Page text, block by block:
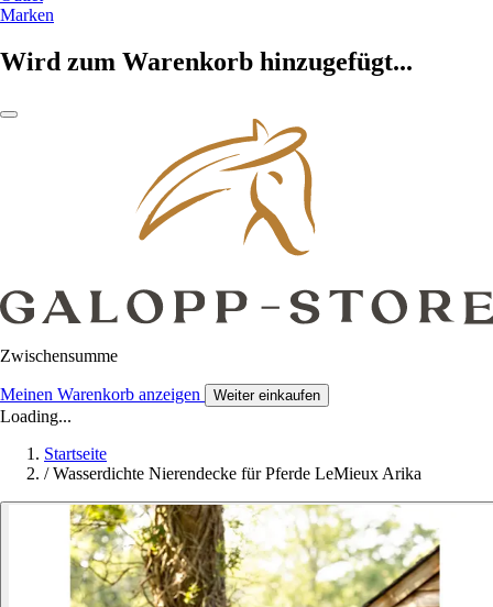
Marken
Wird zum Warenkorb hinzugefügt...
Zwischensumme
Meinen Warenkorb anzeigen Weiter einkaufen
Loading...
Startseite
/ Wasserdichte Nierendecke für Pferde LeMieux Arika